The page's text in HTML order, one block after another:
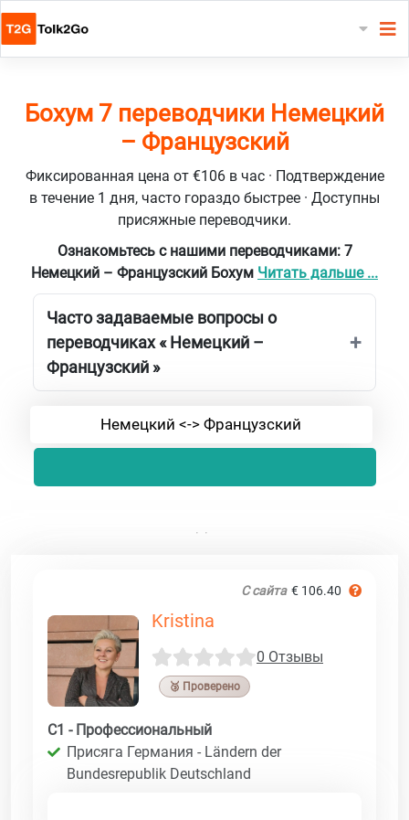
Бохум 7 переводчики Немецкий
– Французский
Фиксированная цена от €106 в час · Подтверждение
в течение 1 дня, часто гораздо быстрее · Доступны
присяжные переводчики.
Ознакомьтесь с нашими переводчиками: 7
Немецкий – Французский Бохум Читать дальше ...
Часто задаваемые вопросы о
переводчиках « Немецкий –
Французский »
Немецкий <-> Французский
С сайта € 106.40
Kristina
0 Отзывы
🥉 Проверено
C1 - Профессиональный
Присяга Германия - Ländern der
Bundesrepublik Deutschland